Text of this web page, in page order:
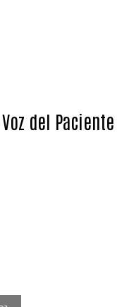
Voz del Paciente